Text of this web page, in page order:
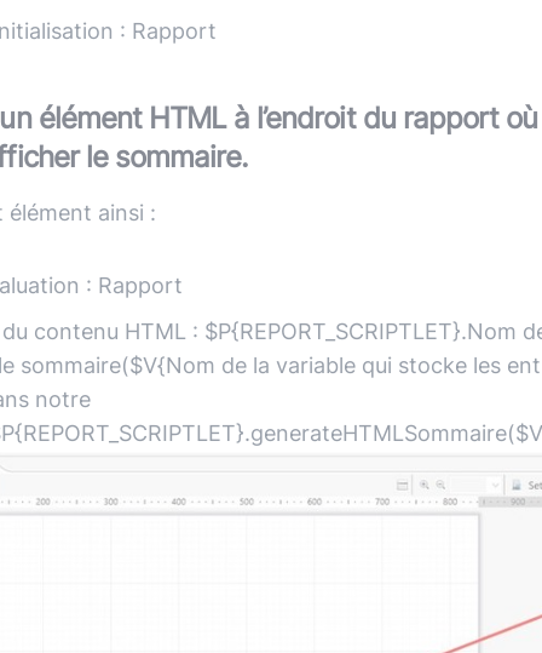
: Rapport
élément HTML à l’endroit du rapport
le sommaire.
ainsi :
: Rapport
contenu HTML : $P{REPORT_SCRIPTLET}.Nom
sommaire($V{Nom de la variable qui stocke les
notre